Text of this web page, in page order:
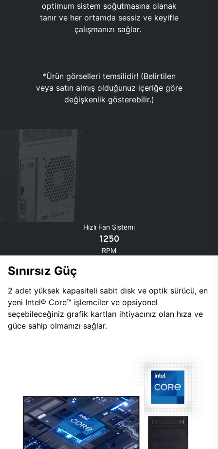
optimum sistem soğutmasına olanak
tanır ve her ortamda sessiz ve keyifle
çalışmanızı sağlar.
*Ürün görselleri temsilidir! (Belirtilen
veya satın almış olduğunuz içeriğe göre
değişkenlik gösterebilir.)
Hızlı Fan Sistemi
1250
RPM
Sınırsız Güç
2 adet yüksek kapasiteli sabit disk ve optik sürücü, en
yeni Intel® Core™ işlemciler ve opsiyonel
seçebileceğiniz grafik kartları ihtiyacınız olan hıza ve
güce sahip olmanızı sağlar.